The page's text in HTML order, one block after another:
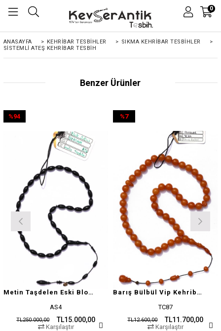
0
ANASAYFA > KEHRIBAR TESBIHLER > SIKMA KEHRİBAR TESBİHLER
>
SISTEMLI ATEŞ KEHRIBAR TESBIH
Benzer Ürünler
Metin Taşdelen Eski Blok Sıkma
AS4
TL15.000,00
TL250.000,00
%94
Karşılaştır
Barış Bülbül Vip Kehribar Tesbih
TC87
TL11.700,00
TL12.600,00
%7
Karşılaştır